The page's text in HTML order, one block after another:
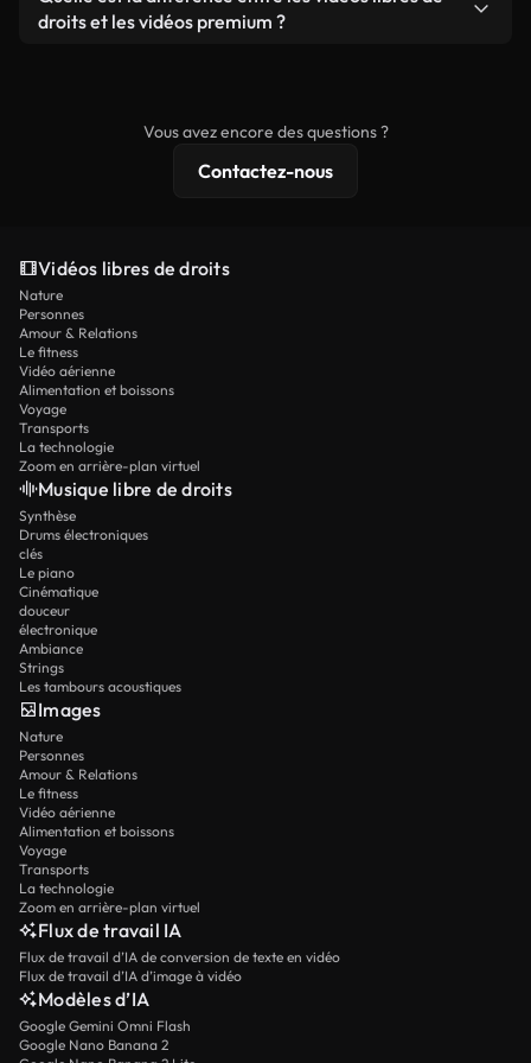
prêtes à l'emploi.
remixer nos vidéos. Assurez-vous simplement que
droits et les vidéos premium ?
résolution 4K et des protections de licence
Vous avez encore des questions ?
Contactez-nous
Vidéos libres de droits
Nature
Personnes
Amour & Relations
Le fitness
Vidéo aérienne
Alimentation et boissons
Voyage
Transports
La technologie
Zoom en arrière-plan virtuel
Musique libre de droits
Synthèse
Drums électroniques
clés
Le piano
Cinématique
douceur
électronique
Ambiance
Strings
Les tambours acoustiques
Images
Nature
Personnes
Amour & Relations
Le fitness
Vidéo aérienne
Alimentation et boissons
Voyage
Transports
La technologie
Zoom en arrière-plan virtuel
Flux de travail IA
Flux de travail d’IA de conversion de texte en vidéo
Flux de travail d’IA d’image à vidéo
Modèles d’IA
Google Gemini Omni Flash
Google Nano Banana 2